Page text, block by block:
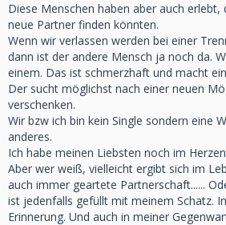
Diese Menschen haben aber auch erlebt,
neue Partner finden könnten.
Wenn wir verlassen werden bei einer
dann ist der andere Mensch ja noch da.
einem. Das ist schmerzhaft und macht
Der sucht möglichst nach einer neuen
verschenken.
Wir bzw ich bin kein Single sondern eine
anderes.
Ich habe meinen Liebsten noch im
Aber wer weiß, vielleicht ergibt sich im
auch immer geartete Partnerschaft......
ist jedenfalls gefüllt mit meinem Schatz.
Erinnerung. Und auch in meiner